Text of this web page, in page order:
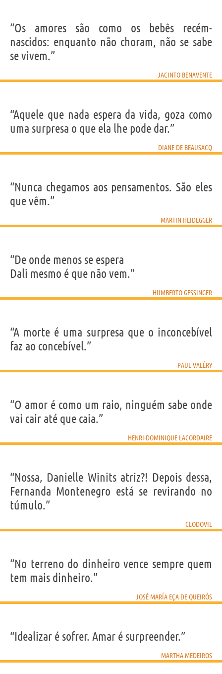
“Os amores são como os bebês recém-
nascidos: enquanto não choram, não se sabe
se vivem.”
JACINTO BENAVENTE
“Aquele que nada espera da vida, goza como
uma surpresa o que ela lhe pode dar.”
DIANE DE BEAUSACQ
“Nunca chegamos aos pensamentos. São eles
que vêm.”
MARTIN HEIDEGGER
“De onde menos se espera
Dali mesmo é que não vem.”
HUMBERTO GESSINGER
“A morte é uma surpresa que o inconcebível
faz ao concebível.”
PAUL VALÉRY
“O amor é como um raio, ninguém sabe onde
vai cair até que caia.”
HENRI-DOMINIQUE LACORDAIRE
“Nossa, Danielle Winits atriz?! Depois dessa,
Fernanda Montenegro está se revirando no
túmulo.”
CLODOVIL
“No terreno do dinheiro vence sempre quem
tem mais dinheiro.”
JOSÉ MARÍA EÇA DE QUEIRÓS
“Idealizar é sofrer. Amar é surpreender.”
MARTHA MEDEIROS